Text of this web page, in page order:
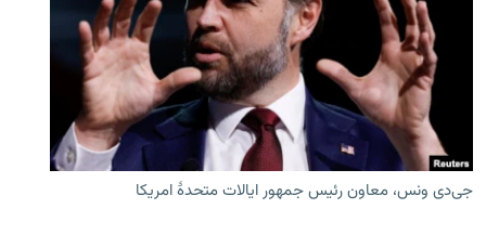
جی‌دی ونس، معاون رئیس جمهور ایالات متحدۀ امریکا